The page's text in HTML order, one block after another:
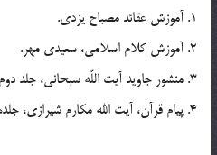
1. آموزش عقائد مصباح يزدي.
2. آموزش کلام اسلامي، سعيدي مهر.
3. منشور جاويد آيت اللّه سبحاني، جلد دوم.
4. پيام قرآن، آيت الله مكارم شيرازي، جلدهاي 2 و 3.